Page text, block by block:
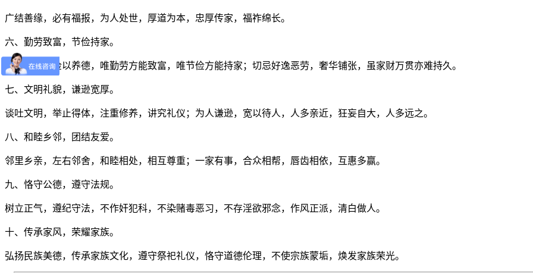
广结善缘，必有福报，为人处世，厚道为本，忠厚传家，福祚绵长。
六、勤劳致富，节俭持家。
勤以修身，俭以养德，唯勤劳方能致富，唯节俭方能持家；切忌好逸恶劳，奢华铺张，虽家财万贯亦难持久。
七、文明礼貌，谦逊宽厚。
谈吐文明，举止得体，注重修养，讲究礼仪；为人谦逊，宽以待人，人多亲近，狂妄自大，人多远之。
八、和睦乡邻，团结友爱。
邻里乡亲，左右邻舍，和睦相处，相互尊重；一家有事，合众相帮，唇齿相依，互惠多赢。
九、恪守公德，遵守法规。
树立正气，遵纪守法，不作奸犯科，不染赌毒恶习，不存淫欲邪念，作风正派，清白做人。
十、传承家风，荣耀家族。
弘扬民族美德，传承家族文化，遵守祭祀礼仪，恪守道德伦理，不使宗族蒙垢，焕发家族荣光。